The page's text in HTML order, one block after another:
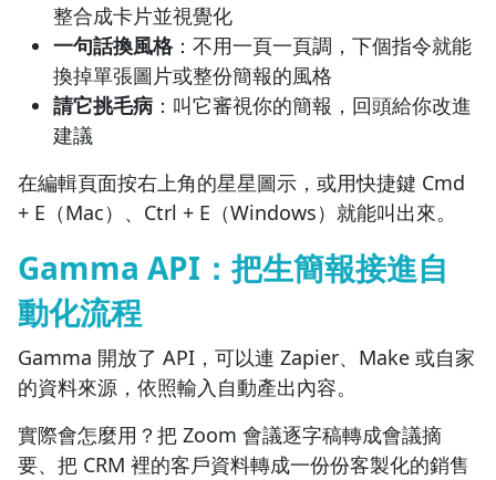
整合成卡片並視覺化
一句話換風格：不用一頁一頁調，下個指令就能
換掉單張圖片或整份簡報的風格
請它挑毛病 ：叫它審視你的簡報，回頭給你改進
建議
在編輯頁面按右上角的星星圖示，或用快捷鍵 Cmd
+ E（Mac）、Ctrl + E（Windows）就能叫出來。
Gamma API：把生簡報接進自
動化流程
Gamma 開放了 API，可以連 Zapier、Make 或自家
的資料來源，依照輸入自動產出內容。
實際會怎麼用？把 Zoom 會議逐字稿轉成會議摘
要、把 CRM 裡的客戶資料轉成一份份客製化的銷售